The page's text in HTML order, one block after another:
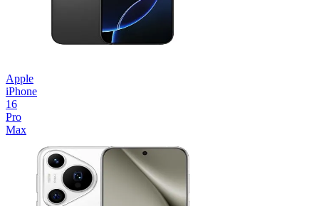
Apple
iPhone
16
Pro
Max